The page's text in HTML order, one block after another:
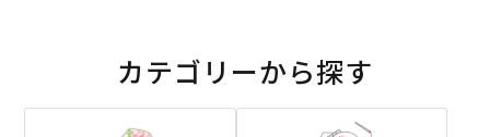
カテゴリーから探す